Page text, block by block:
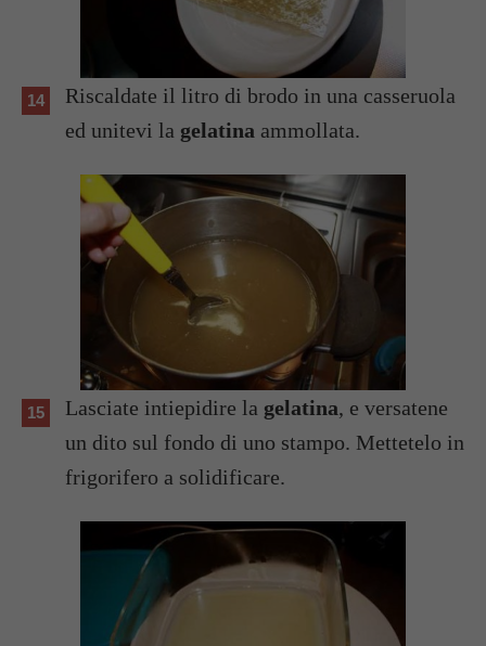
Riscaldate il litro di brodo in una casseruola
ed unitevi la gelatina ammollata.
Lasciate intiepidire la gelatina, e versatene
un dito sul fondo di uno stampo. Mettetelo in
frigorifero a solidificare.